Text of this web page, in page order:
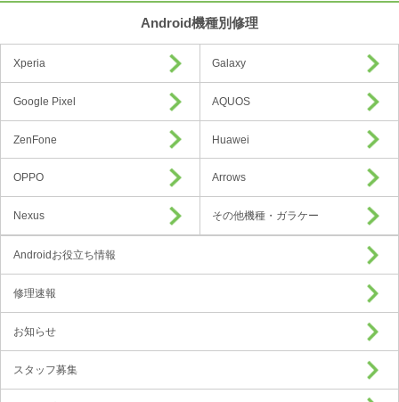
Android機種別修理
Xperia Galaxy
Google Pixel AQUOS
ZenFone Huawei
OPPO Arrows
Nexus その他機種・ガラケー
Androidお役立ち情報
修理速報
お知らせ
スタッフ募集